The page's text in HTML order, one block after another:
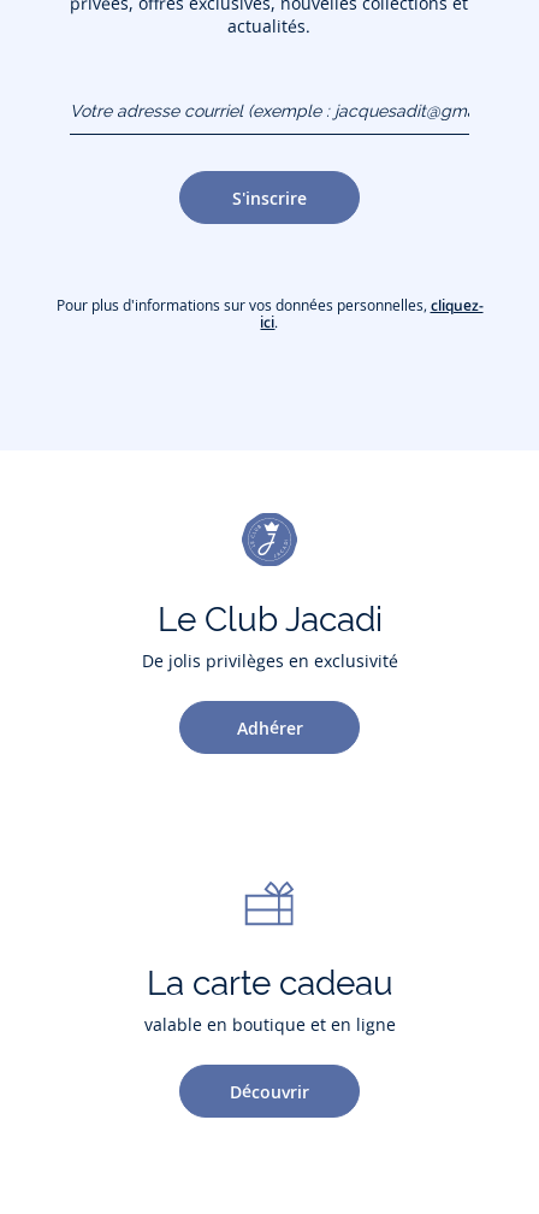
actualités.
(exemple :
jacquesadit@gmail.com)
S'inscrire
Pour plus d'informations sur vos données personnelles, cliquez-
ici.
Le Club Jacadi
De jolis privilèges en exclusivité
Adhérer
La carte cadeau
valable en boutique et en ligne
Découvrir